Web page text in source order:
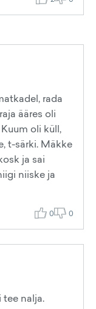
rada
ääres oli
oli küll,
t-särki. Mäkke
ja sai
niiske ja
0 0
tee nalja.